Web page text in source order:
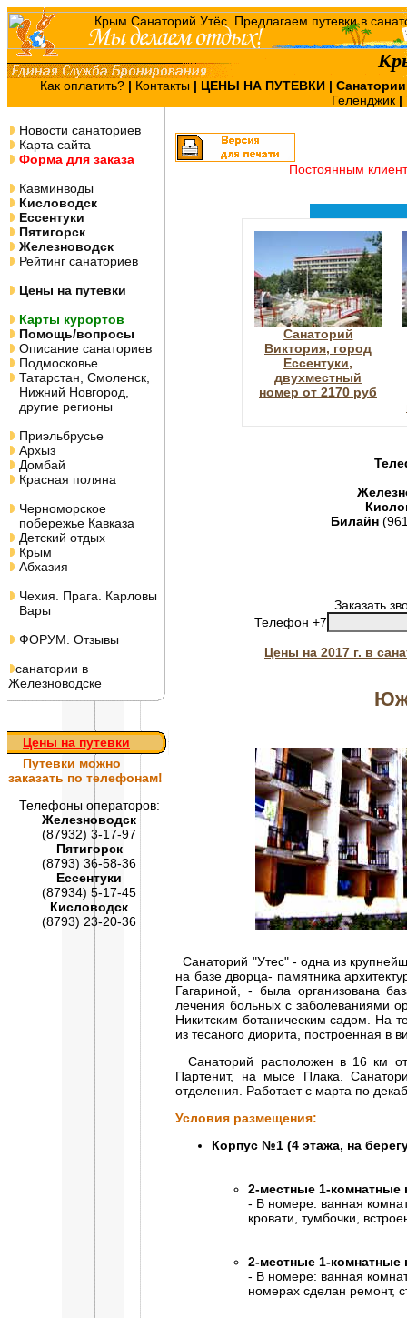
Как оплатить? | Контакты | ЦЕНЫ НА ПУТЕВКИ |
Геленджик |
Новости санаториев
Карта сайта
Форма для заказа
Кавминводы
Кисловодск
Ессентуки
Пятигорск
Железноводск
Рейтинг санаториев
Цены на путевки
Карты курортов
Помощь/вопросы
Описание санаториев
Подмосковье
Татарстан, Смоленск,
Нижний Новгород,
другие регионы
Приэльбрусье
Архыз
Домбай
Красная поляна
Черноморское
побережье Кавказа
Детский отдых
Крым
Абхазия
Чехия. Прага. Карловы
Вары
ФОРУМ. Отзывы
санатории в
Железноводске
Цены на путевки
Путевки можно
заказать по телефонам!
Телефоны операторов:
Железноводск
(87932) 3-17-97
Пятигорск
(8793) 36-58-36
Ессентуки
(87934) 5-17-45
Кисловодск
(8793) 23-20-36
Постоянным
Санаторий
Виктория, город
Ессентуки,
двухместный
номер от 2170 руб
Билайн
Заказать
Телефон +7
Цены на 2017 г. в
Санаторий "Утес" - одна из
на базе дворца- памятника
Гагариной, - была организована
лечения больных с заболеваниями
Никитским ботаническим садом. На
из тесаного диорита, построенная в
Санаторий расположен в 16 км
Партенит, на мысе Плака.
отделения. Работает с марта по
Условия размещения:
Корпус №1 (4 этажа, на
2-местные 1-комнатные
- В номере: ванная
кровати, тумбочки,
2-местные 1-
- В номере: ванная
номерах сделан ремонт,